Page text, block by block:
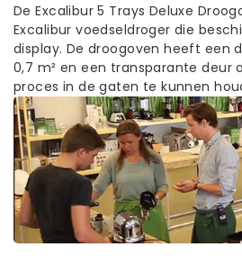
De Excalibur 5 Trays Deluxe
Excalibur voedseldroger die
display. De droogoven heeft een
0,7 m² en een transparante deur
proces in de gaten te kunnen